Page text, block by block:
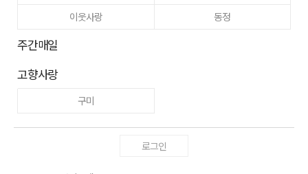
이웃사랑
동정
주간매일
고향사랑
구미
로그인